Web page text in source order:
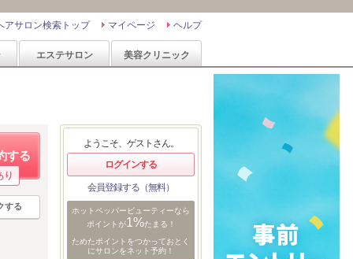
ヘルプ
マイページ
アサロン検索トップ
エステサロン 美容クリニック
する
り
する
ようこそ、ゲストさん。
ログインする
会員登録する（無料）
ホットペッパービューティーなら
ポイントが1%たまる！
ためたポイントをつかっておとく
にサロンをネット予約！